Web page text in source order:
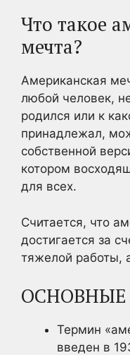
Что такое
мечта?
Американская
любой человек,
родился или к
принадлежал,
собственной
котором
для всех.
Считается, что
достигается за
тяжелой работы,
Термин
введен в